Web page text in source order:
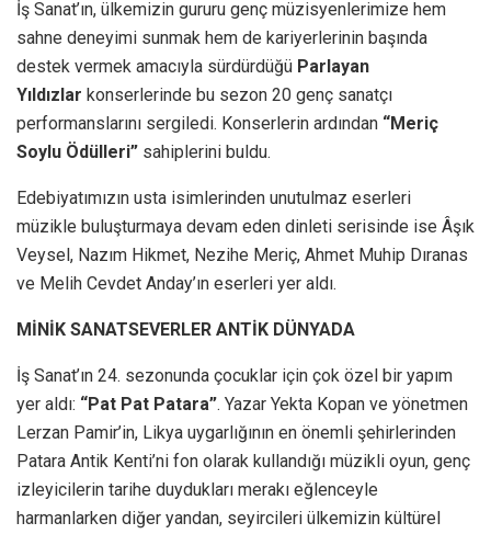
İş Sanat’ın, ülkemizin gururu genç müzisyenlerimize hem
sahne deneyimi sunmak hem de kariyerlerinin başında
destek vermek amacıyla sürdürdüğü Parlayan
Yıldızlar konserlerinde bu sezon 20 genç sanatçı
performanslarını sergiledi. Konserlerin ardından “Meriç
Soylu Ödülleri” sahiplerini buldu.
Edebiyatımızın usta isimlerinden unutulmaz eserleri
müzikle buluşturmaya devam eden dinleti serisinde ise Âşık
Veysel, Nazım Hikmet, Nezihe Meriç, Ahmet Muhip Dıranas
ve Melih Cevdet Anday’ın eserleri yer aldı.
MİNİK SANATSEVERLER ANTİK DÜNYADA
İş Sanat’ın 24. sezonunda çocuklar için çok özel bir yapım
yer aldı: “Pat Pat Patara”. Yazar Yekta Kopan ve yönetmen
Lerzan Pamir’in, Likya uygarlığının en önemli şehirlerinden
Patara Antik Kenti’ni fon olarak kullandığı müzikli oyun, genç
izleyicilerin tarihe duydukları merakı eğlenceyle
harmanlarken diğer yandan, seyircileri ülkemizin kültürel